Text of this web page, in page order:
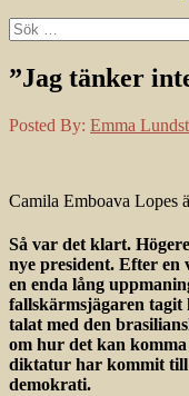
Sök
efter:
”Jag tänker
Posted By: Emma
Camila Emboava Lopes
Så var det klart.
nye president. Efter en
en enda lång
fallskärmsjägaren tagit
talat med den
om hur det kan
diktatur har kommit till
demokrati.